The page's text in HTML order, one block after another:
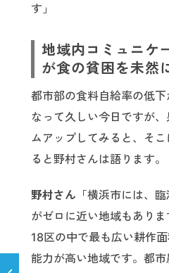
す」
地域内コミュニケ
が食の貧困を未然
都市部の食料自給率の低
なって久しい今日ですが
ムアップしてみると、そ
ると野村さんは語ります。
野村さん 「横浜市には、
がゼロに近い地域もあり
18区の中で最も広い耕作
能力が高い地域です。都